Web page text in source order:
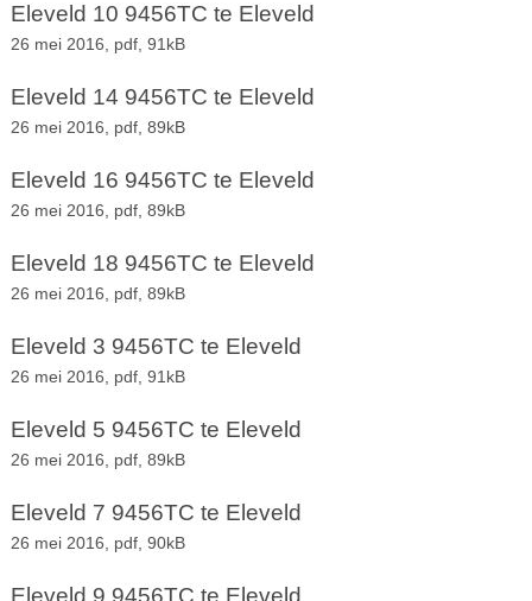
Eleveld 10 9456TC te Eleveld
26 mei 2016, pdf, 91kB
Eleveld 14 9456TC te Eleveld
26 mei 2016, pdf, 89kB
Eleveld 16 9456TC te Eleveld
26 mei 2016, pdf, 89kB
Eleveld 18 9456TC te Eleveld
26 mei 2016, pdf, 89kB
Eleveld 3 9456TC te Eleveld
26 mei 2016, pdf, 91kB
Eleveld 5 9456TC te Eleveld
26 mei 2016, pdf, 89kB
Eleveld 7 9456TC te Eleveld
26 mei 2016, pdf, 90kB